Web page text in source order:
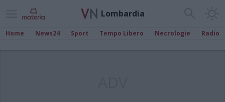
Lombardia
Home News24 Sport Tempo Libero Necrologie Radio